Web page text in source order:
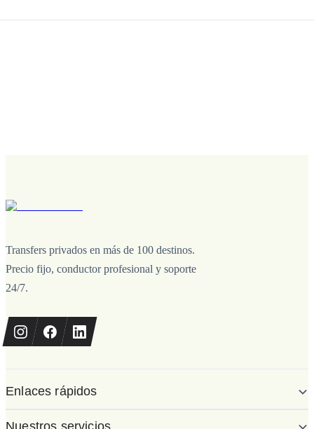
Transfers privados en más de 100 destinos.
Precio fijo, conductor profesional y soporte
24/7.
Enlaces rápidos